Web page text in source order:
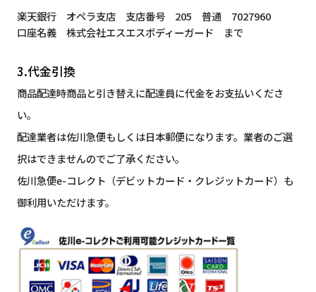
楽天銀行 オペラ支店 支店番号 205 普通 7027960
口座名義 株式会社エスエスボディーガード まで
3.代金引換
商品配達時商品と引き替えに配達員に代金をお支払いくださ
い。
配達業者は佐川急便もしくは日本郵便になります。業者のご選
択はできませんのでご了承ください。
佐川急便e-コレクト（デビットカード・クレジットカード）も
御利用いただけます。